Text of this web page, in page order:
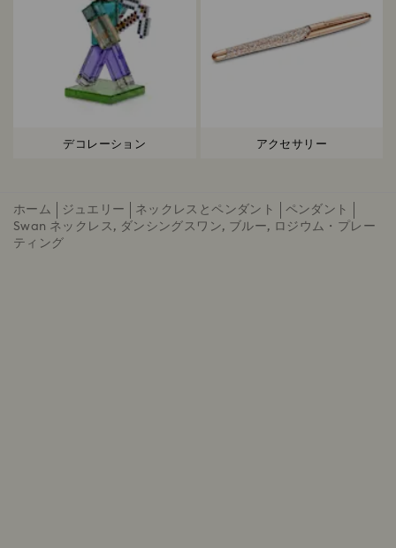
デコレーション アクセサリー
ホーム ジュエリー ネックレスとペンダント
ペンダント
Swan ネックレス, ダンシングスワン, ブルー, ロジウム・プレー
ティング